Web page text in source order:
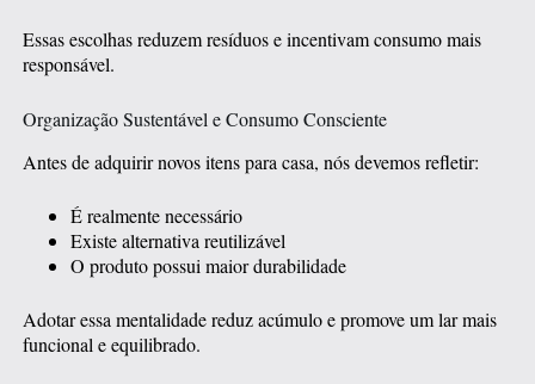
Essas escolhas reduzem resíduos e incentivam consumo mais
responsável.
Organização Sustentável e Consumo Consciente
Antes de adquirir novos itens para casa, nós devemos refletir:
É realmente necessário
Existe alternativa reutilizável
O produto possui maior durabilidade
Adotar essa mentalidade reduz acúmulo e promove um lar mais
funcional e equilibrado.